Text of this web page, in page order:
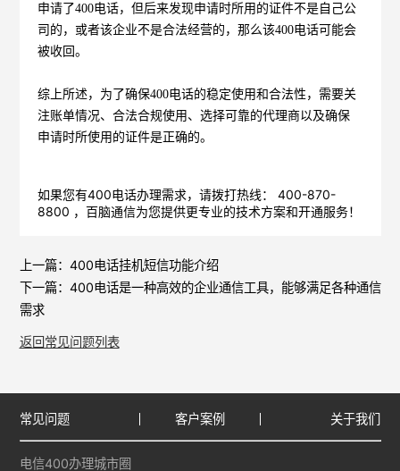
申请了400电话，但后来发现申请时所用的证件不是自己公
司的，或者该企业不是合法经营的，那么该400电话可能会
被收回。
综上所述，为了确保400电话的稳定使用和合法性，需要关
注账单情况、合法合规使用、选择可靠的代理商以及确保
申请时所使用的证件是正确的。
如果您有400电话办理需求，请拨打热线： 400-870-
8800 ，百脑通信为您提供更专业的技术方案和开通服务！
上一篇： 400电话挂机短信功能介绍
下一篇： 400电话是一种高效的企业通信工具，能够满足各种通信
需求
返回常见问题列表
常见问题 客户案例 关于我们
电信400办理城市圈